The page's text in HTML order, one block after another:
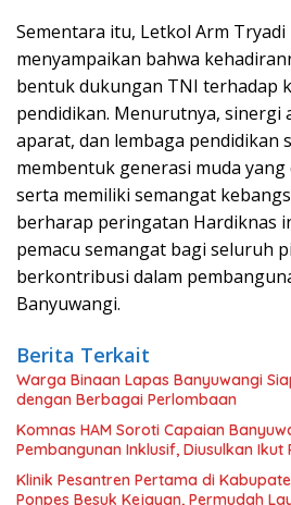
Sementara itu, Letkol Arm Tryadi
menyampaikan bahwa
bentuk dukungan TNI terhadap
pendidikan. Menurutnya, sinergi
aparat, dan lembaga pendidikan
membentuk generasi muda
serta memiliki semangat
berharap peringatan Hardiknas
pemacu semangat bagi seluruh
berkontribusi dalam
Banyuwangi.
Berita Terkait
Warga Binaan Lapas Banyuwangi
dengan Berbagai Perlombaan
Komnas HAM Soroti Capaian
Pembangunan Inklusif, Diusulkan Ikut
Klinik Pesantren Pertama di
Ponpes Besuk Kejayan, Permudah